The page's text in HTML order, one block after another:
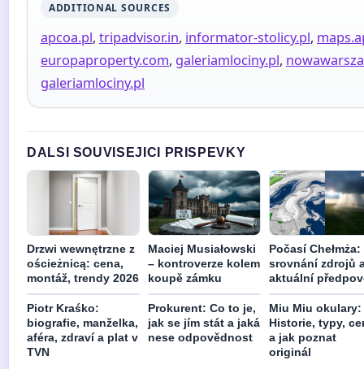
ADDITIONAL SOURCES
apcoa.pl, tripadvisor.in, informator-stolicy.pl,
europaproperty.com, galeriamlociny.pl,
galeriamlociny.pl
DALSI SOUVISEJICI PRISPEVKY
Drzwi wewnętrzne z
ościeżnicą: cena,
montáž, trendy 2026
Maciej Musiałowski
– kontroverze kolem
koupě zámku
Počasí Chełmża:
srovnání zdrojů
aktuální
Piotr Kraśko:
biografie, manželka,
aféra, zdraví a plat v
TVN
Prokurent: Co to je,
jak se jím stát a jaká
nese odpovědnost
Miu Miu okulary:
Historie, typy,
a jak poznat
originál